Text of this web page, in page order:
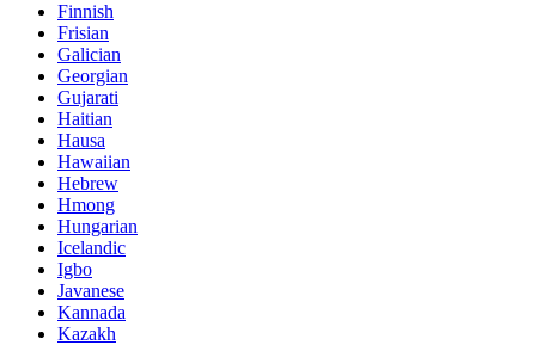
Finnish
Frisian
Galician
Georgian
Gujarati
Haitian
Hausa
Hawaiian
Hebrew
Hmong
Hungarian
Icelandic
Igbo
Javanese
Kannada
Kazakh